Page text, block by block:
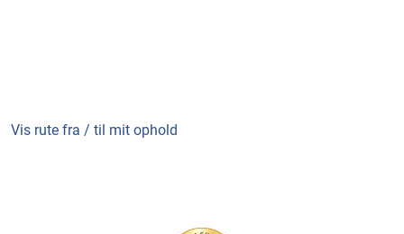
Vis rute fra / til mit ophold